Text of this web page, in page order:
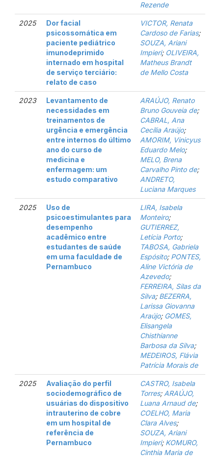
Rezende
2025
Dor facial
psicossomática em
paciente pediátrico
imunodeprimido
internado em hospital
de serviço terciário:
relato de caso
VICTOR, Renata
Cardoso de Farias;
SOUZA, Ariani
Impieri; OLIVEIRA,
Matheus Brandt
de Mello Costa
2023
Levantamento de
necessidades em
treinamentos de
urgência e emergência
entre internos do último
ano do curso de
medicina e
enfermagem: um
estudo comparativo
ARAÚJO, Renato
Bruno Gouveia de;
CABRAL, Ana
Cecília Araújo;
AMORIM, Vinicyus
Eduardo Melo;
MELO, Brena
Carvalho Pinto de;
ANDRETO,
Luciana Marques
2025
Uso de
psicoestimulantes para
desempenho
acadêmico entre
estudantes de saúde
em uma faculdade de
Pernambuco
LIRA, Isabela
Monteiro;
GUTIERREZ,
Letícia Porto;
TABOSA, Gabriela
Espósito; PONTES,
Aline Victória de
Azevedo;
FERREIRA, Silas da
Silva; BEZERRA,
Larissa Giovanna
Araújo; GOMES,
Elisangela
Chisthianne
Barbosa da Silva;
MEDEIROS, Flávia
Patrícia Morais de
2025
Avaliação do perfil
sociodemográfico de
usuárias do dispositivo
intrauterino de cobre
em um hospital de
referência de
Pernambuco
CASTRO, Isabela
Torres; ARAÚJO,
Luana Arnaud de;
COELHO, Maria
Clara Alves;
SOUZA, Ariani
Impieri; KOMURO,
Cinthia Maria de